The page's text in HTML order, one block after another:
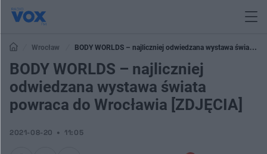
Wrocław
BODY WORLDS – najliczniej odwiedzana wystawa świata
powraca do Wrocławia [ZDJĘCIA]
BODY WORLDS – najliczniej
odwiedzana wystawa świata
powraca do Wrocławia [ZDJĘCIA]
2021-08-20 11:05